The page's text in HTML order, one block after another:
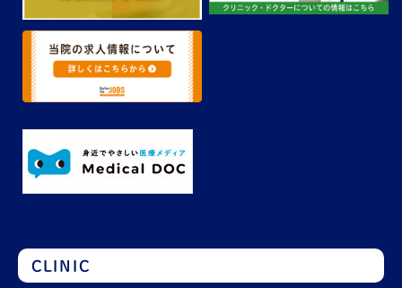
CLINIC